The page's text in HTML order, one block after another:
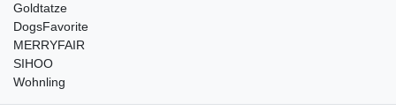
Goldtatze
DogsFavorite
MERRYFAIR
SIHOO
Wohnling